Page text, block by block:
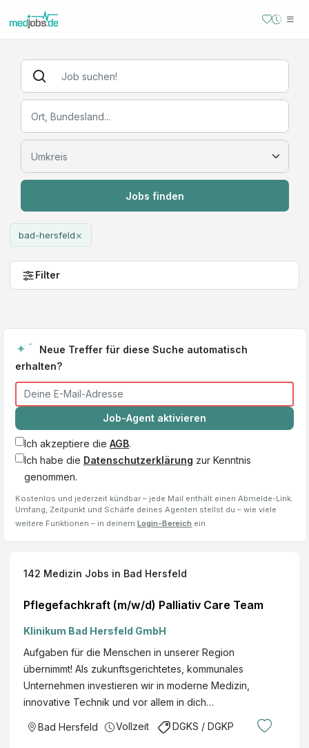
Jobs finden
bad-hersfeld×
Filter
Neue Treffer für diese Suche automatisch
erhalten?
Job-Agent aktivieren
Ich akzeptiere die AGB.
Ich habe die Datenschutzerklärung zur Kenntnis
genommen.
Kostenlos und jederzeit kündbar – jede Mail enthält einen Abmelde-Link.
Umfang, Zeitpunkt und Schärfe deines Agenten stellst du – wie viele
weitere Funktionen – in deinem Login-Bereich ein.
142 Medizin Jobs in Bad Hersfeld
Pflegefachkraft (m/w/d) Palliativ Care Team
Klinikum Bad Hersfeld GmbH
Aufgaben für die Menschen in unserer Region
übernimmt! Als zukunftsgerichtetes, kommunales
Unternehmen investieren wir in moderne Medizin,
innovative Technik und vor allem in dich…
Bad Hersfeld Vollzeit DGKS / DGKP